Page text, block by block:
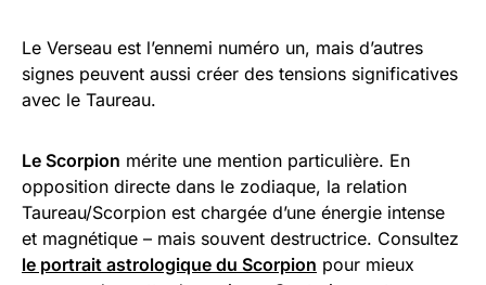
Le Verseau est l’ennemi numéro un, mais d’autres
signes peuvent aussi créer des tensions significatives
avec le Taureau.
Le Scorpion mérite une mention particulière. En
opposition directe dans le zodiaque, la relation
Taureau/Scorpion est chargée d’une énergie intense
et magnétique – mais souvent destructrice. Consultez
le portrait astrologique du Scorpion pour mieux